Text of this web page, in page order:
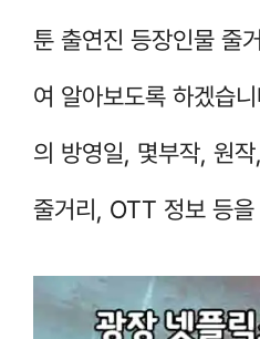
툰 출연진 등장인물 줄
여 알아보도록 하겠습
의 방영일, 몇부작, 원
줄거리, OTT 정보 등을